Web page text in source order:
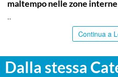
maltempo nelle zone interne
..
Continua a
Dalla stessa